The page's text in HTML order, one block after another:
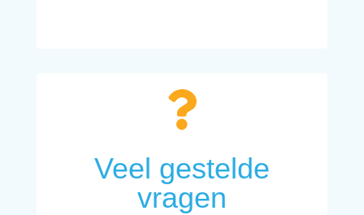

Veel gestelde
vragen